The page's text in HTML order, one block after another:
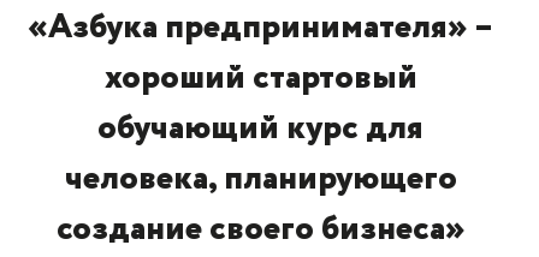
«Азбука предпринимателя» –
хороший стартовый
обучающий курс для
человека, планирующего
создание своего бизнеса»